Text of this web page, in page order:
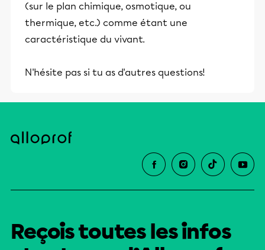
(sur le plan chimique, osmotique, ou
thermique, etc.) comme étant une
caractéristique du vivant.
N'hésite pas si tu as d'autres questions!
Reçois toutes les infos